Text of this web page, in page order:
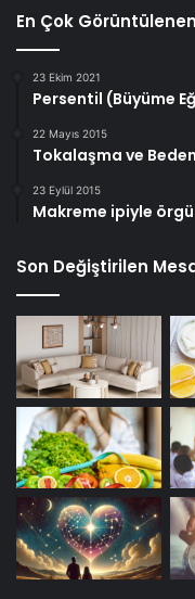
En Çok
23 Ekim 2021
Persentil (Büyüme
22 Mayıs 2015
Tokalaşma ve
23 Eylül 2015
Makreme ipiyle örgü
Son Değiştirilen